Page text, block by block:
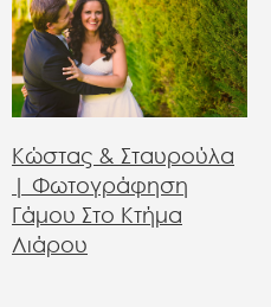
Κώστας & Σταυρούλα
| Φωτογράφηση
Γάμου Στο Κτήμα
Λιάρου